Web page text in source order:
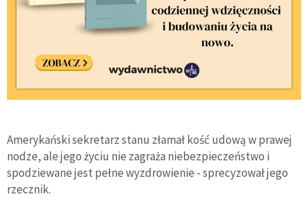
Amerykański sekretarz stanu złamał kość udową w prawej
nodze, ale jego życiu nie zagraża niebezpieczeństwo i
spodziewane jest pełne wyzdrowienie - sprecyzował jego
rzecznik.